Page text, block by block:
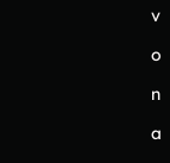
v
o
n
a